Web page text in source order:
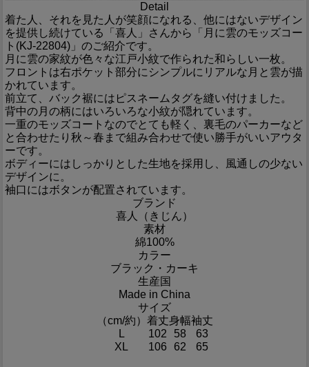
Detail
着た人、それを見た人が笑顔になれる、他にはないデザイン
を提供し続けている「喜人」さんから「月に雲のモッズコー
ト(KJ-22804)」のご紹介です。
月に雲の家紋が色々な江戸小紋で作られた和らしい一枚。
フロントは右ポケット部分にシンプルにリアルな月と雲が描
かれています。
前立て、バック裾にはピスネームタグを縫い付けました。
背中の月の柄にはいろいろな小紋が隠れています。
一重のモッズコートなのでとても軽く、裏毛のパーカーなど
と合わせたり秋～春まで組み合わせで使い勝手がいいアウタ
ーです。
ボディーにはしっかりとした生地を採用し、風通しの少ない
デザインに。
袖口にはボタンが配置されています。
ブランド
喜人（きじん）
素材
綿100%
カラー
ブラック・カーキ
生産国
Made in China
サイズ
（cm/約） 着丈身幅袖丈
L
102 58
63
XL
106 62 65